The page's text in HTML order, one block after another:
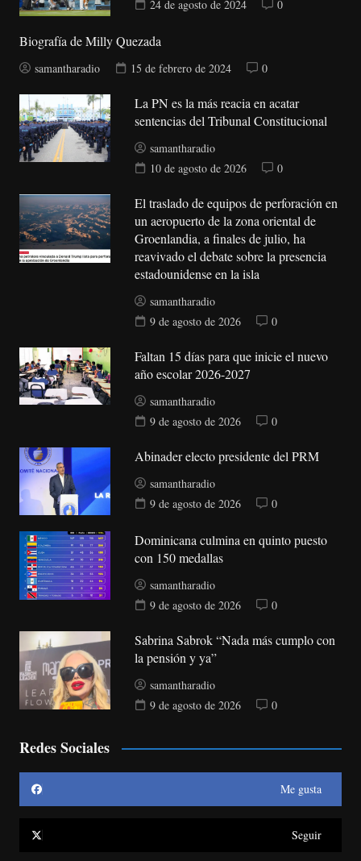
24 de agosto de 2024 0
Biografía de Milly Quezada
samantharadio 15 de febrero de 2024 0
La PN es la más reacia en acatar
sentencias del Tribunal Constitucional
samantharadio
10 de agosto de 2026
0
El traslado de equipos de perforación en
un aeropuerto de la zona oriental de
Groenlandia, a finales de julio, ha
reavivado el debate sobre la presencia
estadounidense en la isla
samantharadio
9 de agosto de 2026
0
Faltan 15 días para que inicie el nuevo
año escolar 2026-2027
samantharadio
9 de agosto de 2026
0
Abinader electo presidente del PRM
samantharadio
9 de agosto de 2026
0
Dominicana culmina en quinto puesto
con 150 medallas
samantharadio
9 de agosto de 2026
0
Sabrina Sabrok “Nada más cumplo con
la pensión y ya”
samantharadio
9 de agosto de 2026
0
Redes Sociales
Me gusta
Seguir